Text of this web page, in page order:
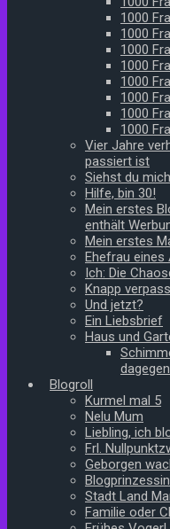
1000
1000
1000
1000
1000
1000
1000
1000
Vier Jahre
passiert ist
Siehst du
Hilfe, bin 30!
Mein erstes
enthält
Mein erstes
Ehefrau eines
Ich: Die
Knapp
Und jetzt?
Ein Liebsbrief
Haus und
Blogroll
Kurmel mal 5
Nelu Mum
Liebling, ich
Frl.
Geborgen
Blogprinzessin
Stadt Land
Familie oder